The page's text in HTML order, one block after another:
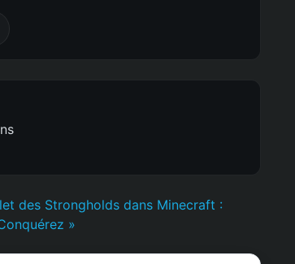
des Strongholds dans Minecraft :
»